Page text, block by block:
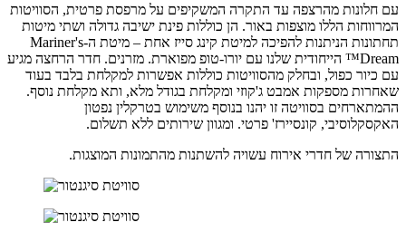
עם חלונות מהרצפה עד התקרה המשקיפים על מרפסת פרטית, הסוויטות
המרווחות הללו מוצפות באור. הן כוללות פינת ישיבה גדולה ושתי מיטות
תחתונות הניתנות להפיכה למיטת קינג סייז אחת – מיטת ה-Mariner's
Dream™ הייחודית שלנו עם יורו-טופ מפוארת. מזרנים. חדר הרחצה מגיע
עם כיור כפול, ובחלק מהסוויטות כוללות אפשרות למקלחת בלבד בעוד
שאחרות מספקות אמבט ג'קוזי ומקלחת בגודל מלא, ותא מקלחת נוסף.
ההמתארחים בסוויטה זו יהנו בנוסף משימוש בטרקלין נפטון
האקסקלוסיבי, קונסיירז' פרטי. ומגוון שירותים ללא תשלום.
התצורה של חדרי אירוח עשויה להשתנות מהתמונות המוצגות.